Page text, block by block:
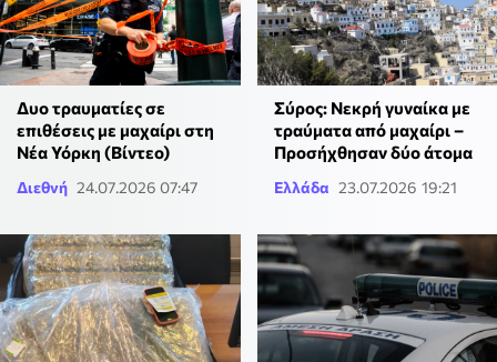
Δυο τραυματίες σε
επιθέσεις με μαχαίρι στη
Νέα Υόρκη (Βίντεο)
Διεθνή 24.07.2026 07:47
Σύρος: Νεκρή γυναίκα με
τραύματα από μαχαίρι –
Προσήχθησαν δύο άτομα
Ελλάδα 23.07.2026 19:21